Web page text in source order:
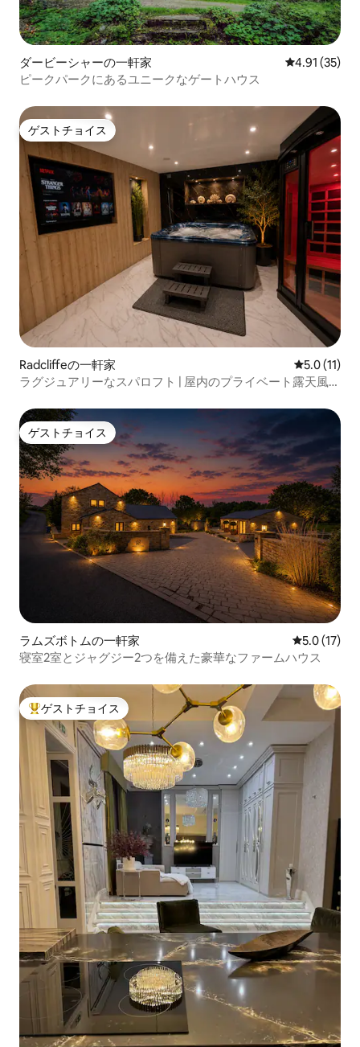
ダービーシャーの一軒家 レビュー35
4.91 (35)
ピークパークにあるユニークなゲートハウス
ゲストチョイス
ゲストチョイス
Radcliffeの一軒家 レビュー11
5.0 (11)
ラグジュアリーなスパロフト | 屋内のプライベート露天風呂
ゲストチョイス
ゲストチョイス
ラムズボトムの一軒家 レビュー17
5.0 (17)
寝室2室とジャグジー2つを備えた豪華なファームハウス
大好評のゲストチョイスです。
ゲストチョイス